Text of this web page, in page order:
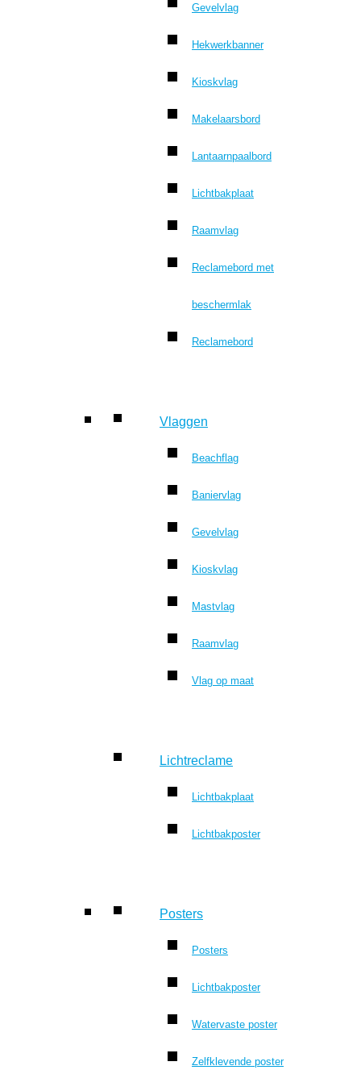
Gevelvlag
Hekwerkbanner
Kioskvlag
Makelaarsbord
Lantaarnpaalbord
Lichtbakplaat
Raamvlag
Reclamebord met
beschermlak
Reclamebord
Vlaggen
Beachflag
Baniervlag
Gevelvlag
Kioskvlag
Mastvlag
Raamvlag
Vlag op maat
Lichtreclame
Lichtbakplaat
Lichtbakposter
Posters
Posters
Lichtbakposter
Watervaste poster
Zelfklevende poster